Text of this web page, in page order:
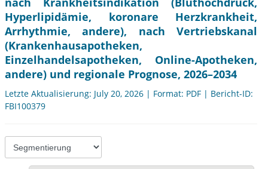
Hyperlipidämie, koronare Herzkrankheit,
Arrhythmie, andere), nach Vertriebskanal
(Krankenhausapotheken,
Einzelhandelsapotheken, Online-Apotheken,
andere) und regionale Prognose, 2026–2034
Letzte Aktualisierung: July 20, 2026 | Format: PDF | Bericht-ID:
FBI100379